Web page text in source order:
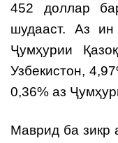
452 доллар
шудааст. Аз
Ҷумҳурии
Узбекистон,
0,36% аз
Маврид ба зикр